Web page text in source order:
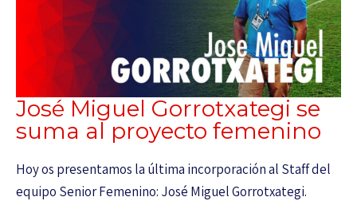
José Miguel Gorrotxategi se
suma al proyecto femenino
Hoy os presentamos la última incorporación al Staff del
equipo Senior Femenino: José Miguel Gorrotxategi.